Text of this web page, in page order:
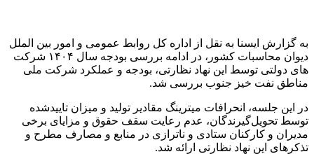
به گزارش ایسنا به نقل از اداره کل روابط عمومی و امور بین الملل
دیوان محاسبات کشور، در ادامه بررسی بودجه سال ۱۴۰۴ شرکت
های دولتی توسط این نهاد نظارتی، بودجه و عملکرد شرکت ملی
مناطق نفت خیز جنوب بررسی شد.
در این جلسه، انحرافات میترینگ مقادیر تولید و میزان تاییدشده
توسط تحویل‌گیرندگان، عدم رعایت سقف حقوق و مزایای برخی
مدیران و کارکنان ستادی و ناترازی در منابع و مصارف مطرح و
تذکرهای این نهاد نظارتی ارائه شد.